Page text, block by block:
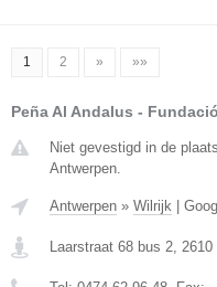
1 2 » »»
Peña Al Andalus -
Niet gevestigd in de
Antwerpen.
Antwerpen » Wilrijk
Laarstraat 68 bus 2, 2610